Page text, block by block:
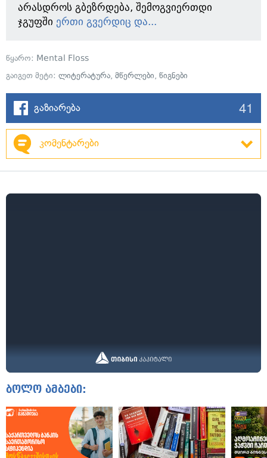
არასდროს გბეზრდება, შემოგვიერთდი
ჯგუფში ერთი გვერდიც და...
წყარო: Mental Floss
გაიგეთ მეტი: ლიტერატურა, მწერლები, წიგნები
გაზიარება 41
კომენტარები
ბოლო ამბები: